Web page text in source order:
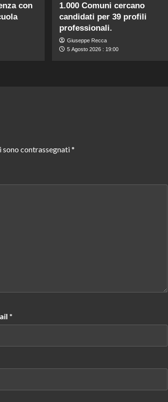
con
1.000 Comuni cercano
candidati per 39 profili
professionali.
Giuseppe Recca
5 Agosto 2026 : 19:00
contrassegnati*
*